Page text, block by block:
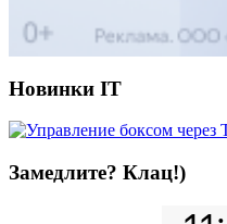
Новинки IT
Замедлите? Клац!)